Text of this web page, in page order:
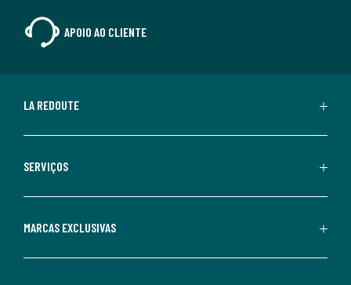
APOIO AO CLIENTE
LA REDOUTE
SERVIÇOS
MARCAS EXCLUSIVAS